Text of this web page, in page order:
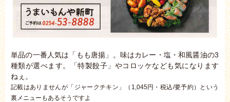
単品の一番人気は「もも唐揚」。味はカレー・塩・和風醤油の3
種類が選べます。「特製餃子」やコロッケなども気になります
ねぇ。
記載はありませんが「ジャークチキン」（1,045円・税込/要予約）という
裏メニューもあるそうですよ